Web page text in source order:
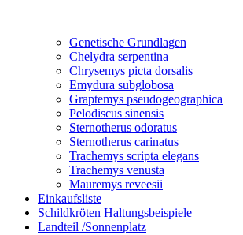
Genetische Grundlagen
Chelydra serpentina
Chrysemys picta dorsalis
Emydura subglobosa
Graptemys pseudogeographica
Pelodiscus sinensis
Sternotherus odoratus
Sternotherus carinatus
Trachemys scripta elegans
Trachemys venusta
Mauremys reveesii
Einkaufsliste
Schildkröten Haltungsbeispiele
Landteil /Sonnenplatz